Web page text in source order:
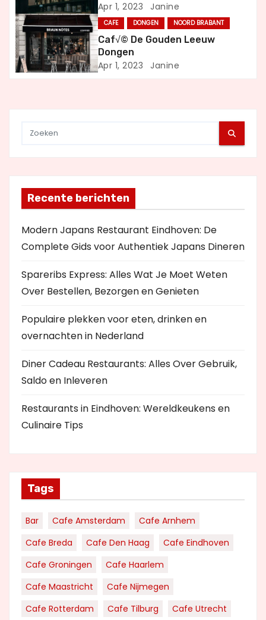
g
a
t
Apr 1, 2023 Janine
CAFE DONGEN NOORD BRABANT
Caf√© De Gouden Leeuw
Dongen
Apr 1, 2023 Janine
Recente berichten
Modern Japans Restaurant Eindhoven: De
Complete Gids voor Authentiek Japans Dineren
Spareribs Express: Alles Wat Je Moet Weten
Over Bestellen, Bezorgen en Genieten
Populaire plekken voor eten, drinken en
overnachten in Nederland
Diner Cadeau Restaurants: Alles Over Gebruik,
Saldo en Inleveren
Restaurants in Eindhoven: Wereldkeukens en
Culinaire Tips
Tags
Bar Cafe Amsterdam
Cafe Arnhem
Cafe Breda
Cafe Den Haag
Cafe Eindhoven
Cafe Groningen
Cafe Haarlem
Cafe Maastricht
Cafe Nijmegen
Cafe Rotterdam
Cafe Tilburg Cafe Utrecht